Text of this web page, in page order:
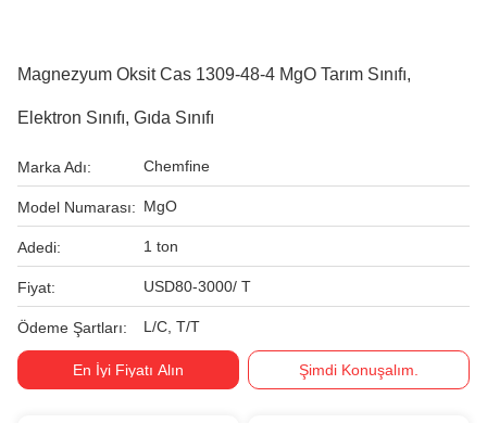
Magnezyum Oksit Cas 1309-48-4 MgO Tarım Sınıfı,
Elektron Sınıfı, Gıda Sınıfı
Marka Adı: Chemfine
Model Numarası: MgO
Adedi: 1 ton
Fiyat: USD80-3000/ T
Ödeme Şartları: L/C, T/T
En İyi Fiyatı Alın Şimdi Konuşalım.